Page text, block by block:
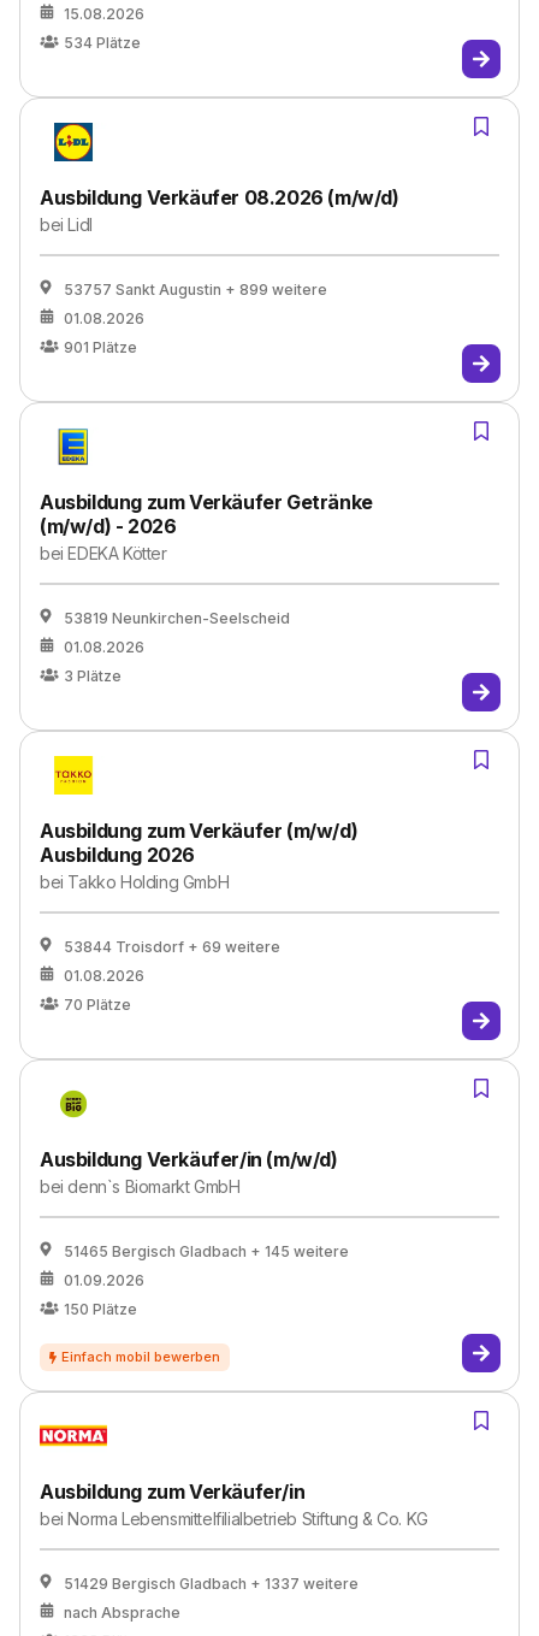
15.08.2026
534 Plätze
Ausbildung Verkäufer 08.2026 (m/w/d)
beiLidl
53757 Sankt Augustin + 899 weitere
01.08.2026
901 Plätze
Ausbildung zum Verkäufer Getränke
(m/w/d) - 2026
beiEDEKA Kötter
53819 Neunkirchen-Seelscheid
01.08.2026
3 Plätze
Ausbildung zum Verkäufer (m/w/d)
Ausbildung 2026
bei Takko Holding GmbH
53844 Troisdorf + 69 weitere
01.08.2026
70 Plätze
Ausbildung Verkäufer/in (m/w/d)
beidenn`s Biomarkt GmbH
51465 Bergisch Gladbach + 145 weitere
01.09.2026
150 Plätze
Ausbildung zum Verkäufer/in
beiNorma Lebensmittelfilialbetrieb Stiftung & Co. KG
51429 Bergisch Gladbach + 1337 weitere
nach Absprache